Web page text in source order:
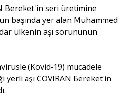
Söyleşi
Portre
Bereket'in seri üretimine
başında yer alan Muhammed
ülkenin aşı sorununun
(Kovid-19) mücadele
yerli aşı COVIRAN Bereket'in